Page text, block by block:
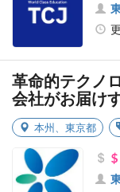
更
革命的テクノ
会社がお届け
本州 東京都